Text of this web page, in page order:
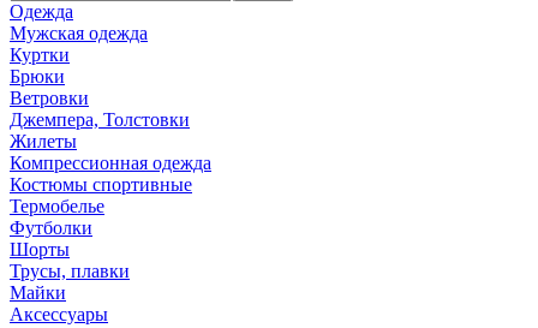
Одежда
Мужская одежда
Куртки
Брюки
Ветровки
Джемпера, Толстовки
Жилеты
Компрессионная одежда
Костюмы спортивные
Термобелье
Футболки
Шорты
Трусы, плавки
Майки
Аксессуары